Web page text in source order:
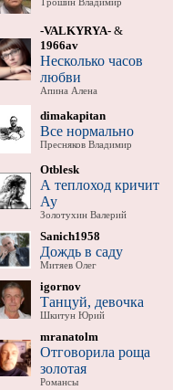
-VALKYRYA-&
1966av
Несколько часов
любви
Апина Алена
dimakapitan
Все нормально
Пресняков Владимир
Otblesk
А теплоход кричит
Ау
Золотухин Валерий
Sanich1958
Дождь в саду
Митяев Олег
igornov
Танцуй, девочка
Шкитун Юрий
mranatolm
Отговорила роща
золотая
Романсы